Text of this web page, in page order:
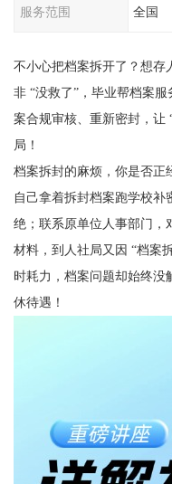
服务范围 全国
不小心把档案拆开了？想存
非 “没救了”，毕业帮档案
案合规审核、重新密封，让
局！
档案拆封的麻烦，你是否正
自己拿着拆封档案跑学校补
绝；联系原单位人事部门，
材料，到人社局又因 “档
时耗力，档案问题却始终没
休待遇！